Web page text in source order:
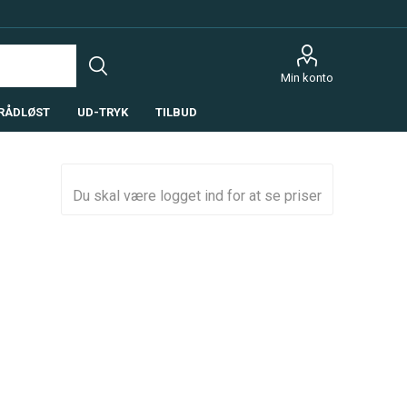
Min konto
UD-TRYK TILBUD
Du skal være logget ind for at se priser